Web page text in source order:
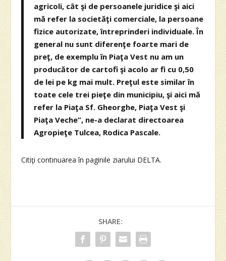
agricoli, cât şi de persoanele juridice şi aici
mă refer la societăţi comerciale, la persoane
fizice autorizate, întreprinderi individuale. În
general nu sunt diferenţe foarte mari de
preţ, de exemplu în Piaţa Vest nu am un
producător de cartofi şi acolo ar fi cu 0,50
de lei pe kg mai mult. Preţul este similar în
toate cele trei pieţe din municipiu, şi aici mă
refer la Piaţa Sf. Gheorghe, Piaţa Vest şi
Piaţa Veche”, ne-a declarat directoarea
Agropieţe Tulcea, Rodica Pascale.
Citiţi continuarea în paginile ziarului DELTA.
SHARE: